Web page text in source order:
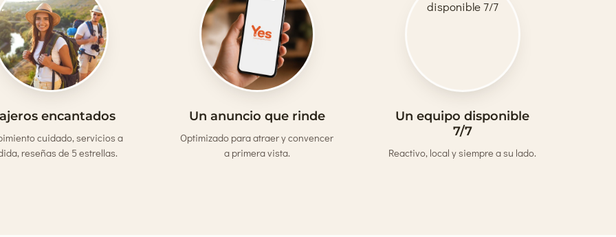
encantados
cuidado, servicios a
reseñas de 5 estrellas.
Un anuncio que rinde
Optimizado para atraer y convencer
a primera vista.
Un equipo disponible
7/7
Reactivo, local y siempre a su lado.